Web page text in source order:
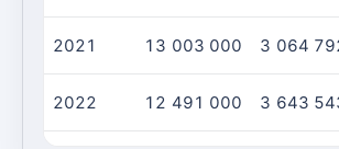
2021 13 003 000 3 064
2022 12 491 000 3 643